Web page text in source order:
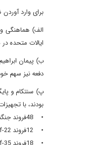
برای وارد
ایالات متحده
دفعه نیز سهم
بودند، با
• 48فروند جنگندۀ f-16 ،
• 12فروند f-22 رپتور،